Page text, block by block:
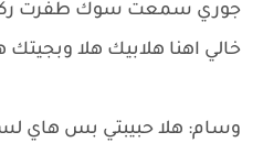
جوري سمعت سوك طفرت
خالي اهنا هلابيك هلا وبجيتك
وسام: هلا حبيبتي بس هاي